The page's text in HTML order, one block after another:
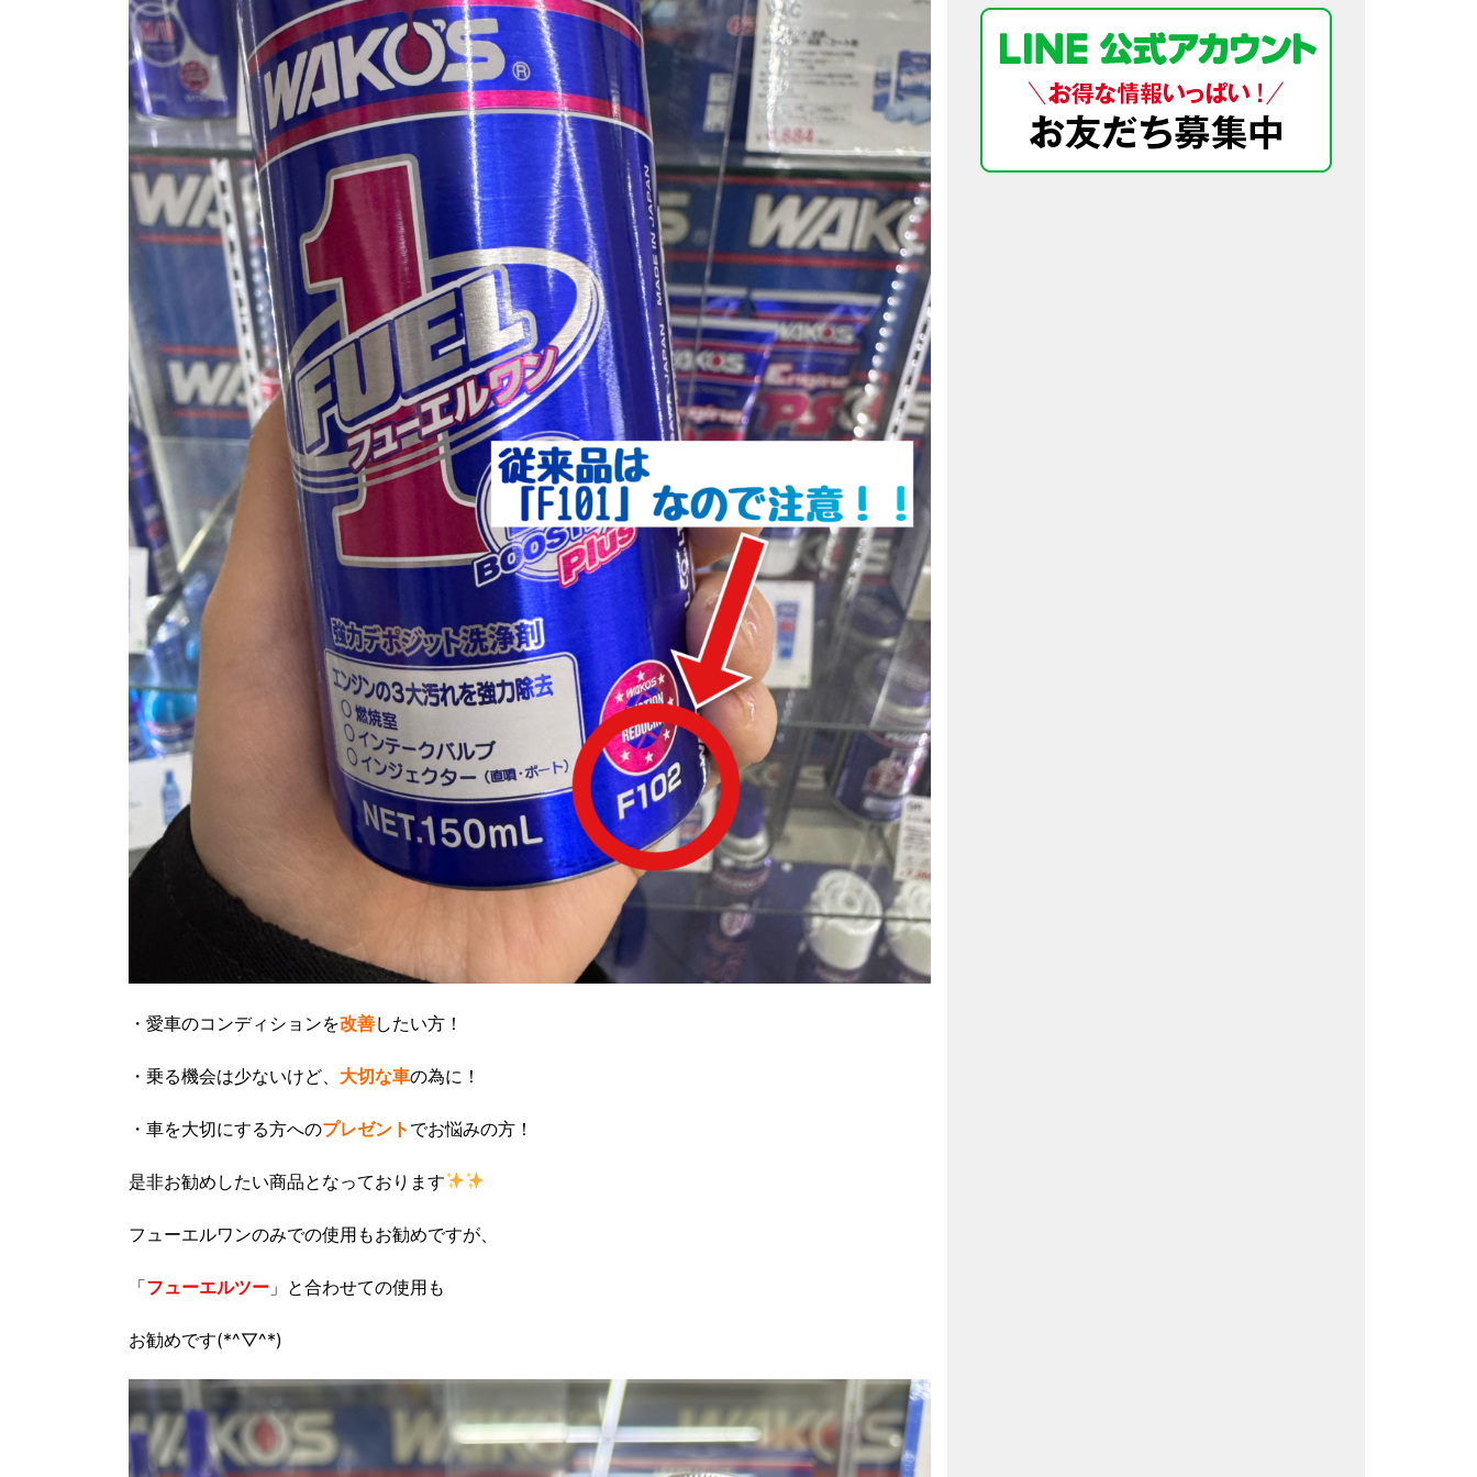
・愛車のコンディションを改善したい方！
・乗る機会は少ないけど、 大切な車の為に！
・車を大切にする方へのプレゼント でお悩みの方！
是非お勧めしたい商品となっております
フューエルワンのみでの使用もお勧めですが、
「フューエルツー 」と合わせての使用も
お勧めです(*^▽^*)